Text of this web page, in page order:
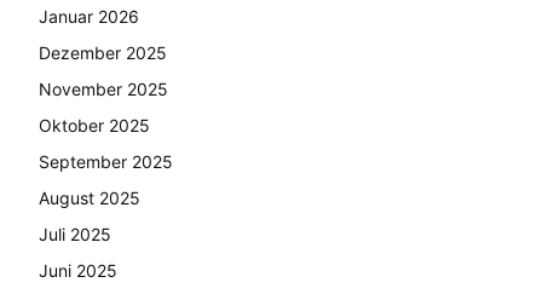
Januar 2026
Dezember 2025
November 2025
Oktober 2025
September 2025
August 2025
Juli 2025
Juni 2025